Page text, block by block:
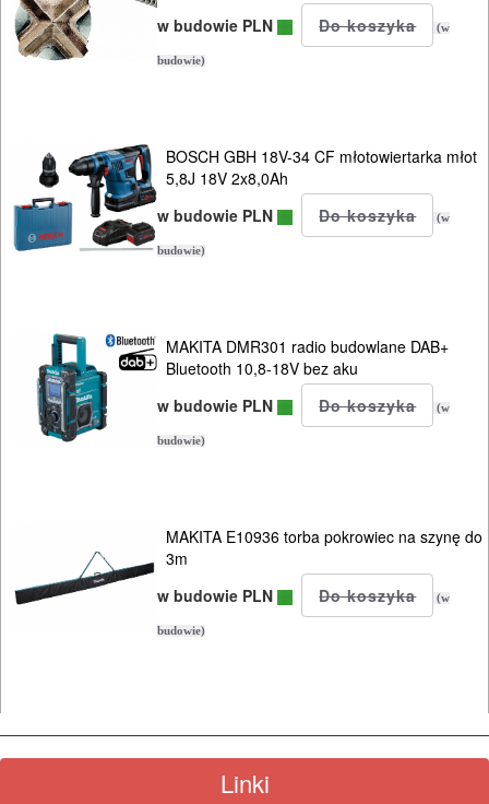
w budowie PLN
(w
budowie)
BOSCH GBH 18V-34 CF młotowiertarka młot
5,8J 18V 2x8,0Ah
w budowie PLN
(w
budowie)
MAKITA DMR301 radio budowlane DAB+
Bluetooth 10,8-18V bez aku
w budowie PLN
(w
budowie)
MAKITA E10936 torba pokrowiec na szynę do
3m
w budowie PLN
(w
budowie)
Linki